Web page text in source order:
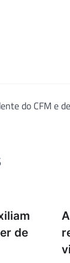
do CFM e
de